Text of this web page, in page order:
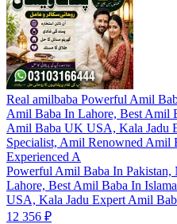
Real amilbaba Powerful Amil
Amil Baba In Lahore, Best Amil
Amil Baba UK USA, Kala Jadu
Specialist, Amil Renowned
Experienced A
Powerful Amil Baba In
Lahore, Best Amil Baba In
USA, Kala Jadu Expert Amil
12 356 ₽